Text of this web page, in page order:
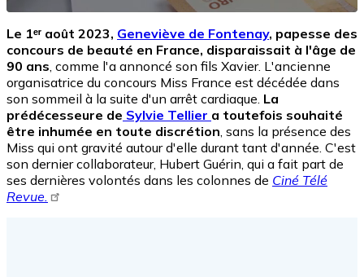
Le 1ᵉʳ août 2023, Geneviève de Fontenay, papesse des
concours de beauté en France, disparaissait à l'âge de
90 ans , comme l'a annoncé son fils Xavier. L'ancienne
organisatrice du concours Miss France est décédée dans
son sommeil à la suite d'un arrêt cardiaque. La
prédécesseure de Sylvie Tellier a toutefois souhaité
être inhumée en toute discrétion , sans la présence des
Miss qui ont gravité autour d'elle durant tant d'année. C'est
son dernier collaborateur, Hubert Guérin, qui a fait part de
ses dernières volontés dans les colonnes de Ciné Télé
Revue.